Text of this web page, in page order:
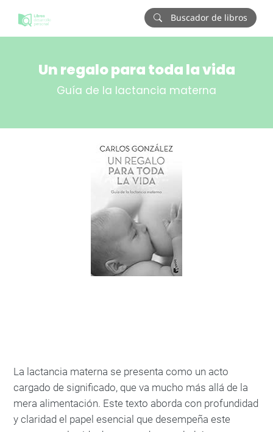
Buscador de libros
Un regalo para toda la vida
Guía de la lactancia materna
La lactancia materna se presenta como un acto
cargado de significado, que va mucho más allá de la
mera alimentación. Este texto aborda con profundidad
y claridad el papel esencial que desempeña este